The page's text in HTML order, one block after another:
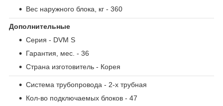
Вес наружного блока, кг - 360
Дополнительные
Серия - DVM S
Гарантия, мес. - 36
Страна изготовитель - Корея
Система трубопровода - 2-х трубная
Кол-во подключаемых блоков - 47